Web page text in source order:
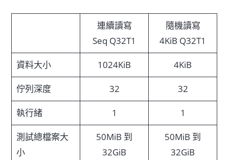
連續讀寫
Seq Q32T1
隨機讀寫
4KiB Q32T1
資料大小 1024KiB 4KiB
佇列深度 32 32
執行緒 1 1
測試總檔案大
小
50MiB 到
32GiB
50MiB 到
32GiB